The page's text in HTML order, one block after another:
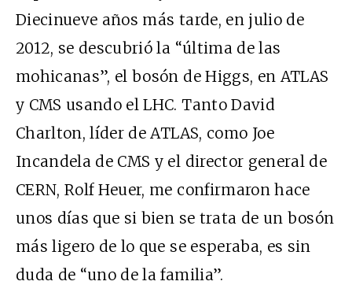
Diecinueve años más tarde, en julio de
2012, se descubrió la “última de las
mohicanas”, el bosón de Higgs, en ATLAS
y CMS usando el LHC. Tanto David
Charlton, líder de ATLAS, como Joe
Incandela de CMS y el director general de
CERN, Rolf Heuer, me confirmaron hace
unos días que si bien se trata de un bosón
más ligero de lo que se esperaba, es sin
duda de “uno de la familia”.